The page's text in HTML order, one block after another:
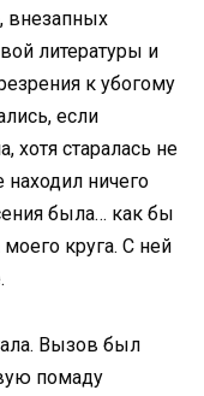
внезапных
литературы и
к убогому
если
хотя старалась не
находил ничего
была… как бы
круга. С ней
Вызов был
помаду